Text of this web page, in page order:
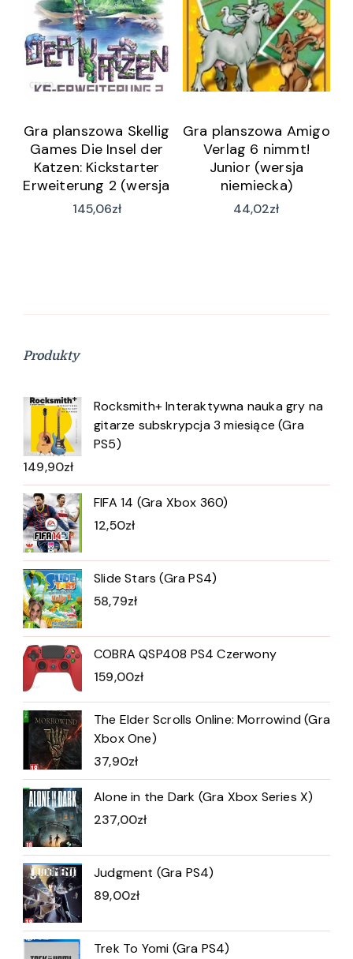
Gra planszowa Skellig
Games Die Insel der
Katzen: Kickstarter
Erweiterung 2 (wersja
niemiecka)
145,06zł
Gra planszowa Amigo
Verlag 6 nimmt!
Junior (wersja
niemiecka)
44,02zł
Produkty
Rocksmith+ Interaktywna nauka gry na
gitarze subskrypcja 3 miesiące (Gra
PS5)
149,90zł
FIFA 14 (Gra Xbox 360)
12,50zł
Slide Stars (Gra PS4)
58,79zł
COBRA QSP408 PS4 Czerwony
159,00zł
The Elder Scrolls Online: Morrowind (Gra
Xbox One)
37,90zł
Alone in the Dark (Gra Xbox Series X)
237,00zł
Judgment (Gra PS4)
89,00zł
Trek To Yomi (Gra PS4)